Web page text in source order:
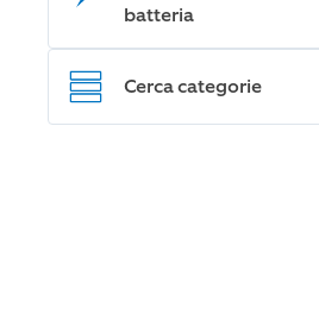
batteria
Cerca categorie